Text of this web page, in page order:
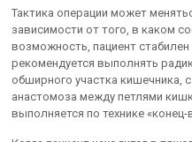
Тактика операции может
зависимости от того, в каком
возможность, пациент
рекомендуется выполнять
обширного участка
анастомоза между петлями
выполняется по технике